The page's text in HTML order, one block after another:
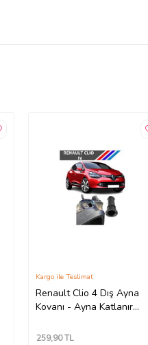
Renault Clio 4 Dış Ayna
Kovanı - Ayna Katlanır
490307706 M3625
Kargo ile Teslimat
259,90 TL